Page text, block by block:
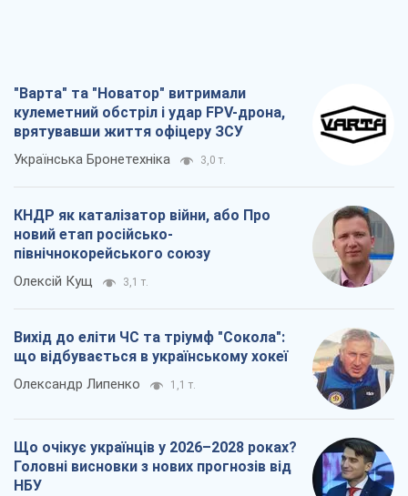
"Варта" та "Новатор" витримали
кулеметний обстріл і удар FPV-дрона,
врятувавши життя офіцеру ЗСУ
Українська Бронетехніка 3,0 т.
КНДР як каталізатор війни, або Про
новий етап російсько-
північнокорейського союзу
Олексій Кущ 3,1 т.
Вихід до еліти ЧС та тріумф "Сокола":
що відбувається в українському хокеї
Олександр Липенко 1,1 т.
Що очікує українців у 2026–2028 роках?
Головні висновки з нових прогнозів від
НБУ